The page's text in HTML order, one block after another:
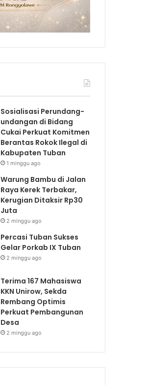
Sosialisasi Perundang-
undangan di Bidang
Cukai Perkuat Komitmen
Berantas Rokok Ilegal di
Kabupaten Tuban
1 minggu ago
Warung Bambu di Jalan
Raya Kerek Terbakar,
Kerugian Ditaksir Rp30
Juta
2 minggu ago
Percasi Tuban Sukses
Gelar Porkab IX Tuban
2 minggu ago
Terima 167 Mahasiswa
KKN Unirow, Sekda
Rembang Optimis
Perkuat Pembangunan
Desa
2 minggu ago